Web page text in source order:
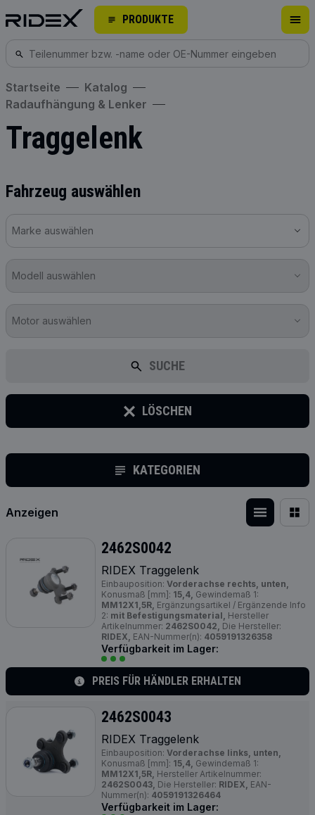
PRODUKTE
Startseite
Katalog
Radaufhängung & Lenker
Traggelenk
Fahrzeug auswählen
Marke auswählen
Modell auswählen
Motor auswählen
SUCHE
LÖSCHEN
KATEGORIEN
Anzeigen
2462S0042
RIDEX Traggelenk
Einbauposition: Vorderachse rechts, unten,
Konusmaß [mm]: 15,4, Gewindemaß 1:
MM12X1,5R, Ergänzungsartikel / Ergänzende Info
2: mit Befestigungsmaterial, Hersteller
Artikelnummer: 2462S0042, Die Hersteller:
RIDEX, EAN-Nummer(n): 4059191326358
Verfügbarkeit im Lager:
PREIS FÜR HÄNDLER ERHALTEN
2462S0043
RIDEX Traggelenk
Einbauposition: Vorderachse links, unten,
Konusmaß [mm]: 15,4, Gewindemaß 1:
MM12X1,5R, Hersteller Artikelnummer:
2462S0043, Die Hersteller: RIDEX, EAN-
Nummer(n): 4059191326464
Verfügbarkeit im Lager: